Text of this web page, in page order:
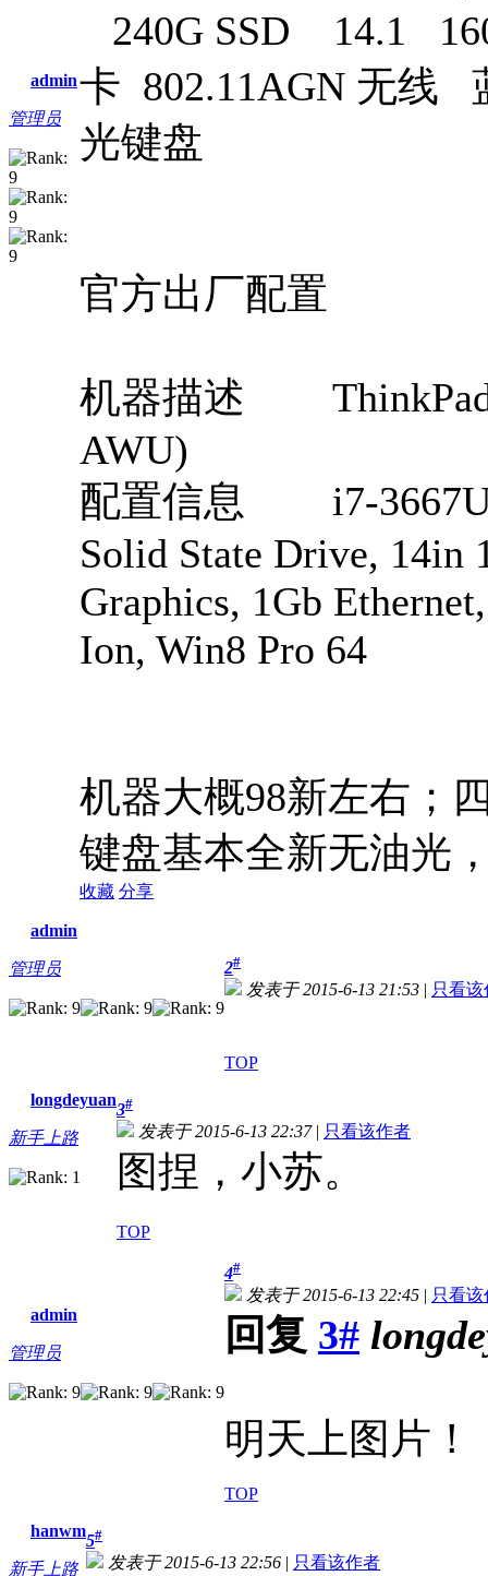
admin
管理员
240G SSD 14.1
卡 802.11AGN 无线
光键盘
官方出厂配置
机器描述 ThinkPad
AWU)
配置信息 i7-
Solid State Drive, 14in
Graphics, 1Gb
Ion, Win8 Pro 64
机器大概98新左右；
键盘基本全新无油光
收藏 分享
admin
管理员 2#
发表于 2015-6-13 21:53 | 只看该
TOP
longdeyuan
新手上路
3#
发表于 2015-6-13 22:37| 只看该作者
图捏，小苏。
TOP
admin
管理员
4#
发表于 2015-6-13 22:45 | 只看该
回复 3#
明天上图片！
TOP
hanwm
新手上路
5#
发表于 2015-6-13 22:56 | 只看该作者